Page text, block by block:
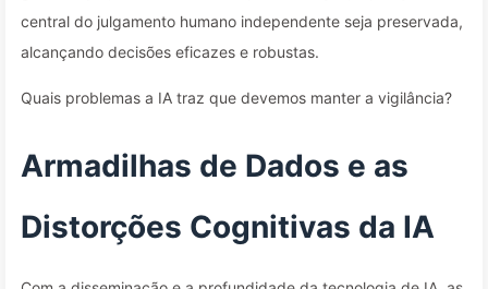
central do julgamento humano independente seja preservada,
alcançando decisões eficazes e robustas.
Quais problemas a IA traz que devemos manter a vigilância?
Armadilhas de Dados e as
Distorções Cognitivas da IA